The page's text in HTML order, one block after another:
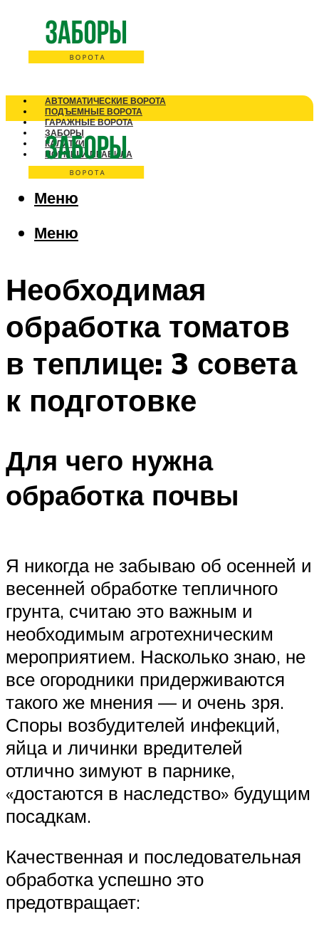
АВТОМАТИЧЕСКИЕ ВОРОТА
ПОДЪЕМНЫЕ ВОРОТА
ГАРАЖНЫЕ ВОРОТА
ЗАБОРЫ
КАЛИТКИ
НОРМЫ И ПРАВИЛА
Меню
Меню
Необходимая
обработка томатов
в теплице: 3 совета
к подготовке
Для чего нужна
обработка почвы
Я никогда не забываю об осенней и
весенней обработке тепличного
грунта, считаю это важным и
необходимым агротехническим
мероприятием. Насколько знаю, не
все огородники придерживаются
такого же мнения — и очень зря.
Споры возбудителей инфекций,
яйца и личинки вредителей
отлично зимуют в парнике,
«достаются в наследство» будущим
посадкам.
Качественная и последовательная
обработка успешно это
предотвращает: